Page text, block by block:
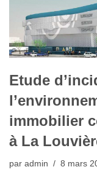
Etude
immobilier
à La
par admin 8 mars